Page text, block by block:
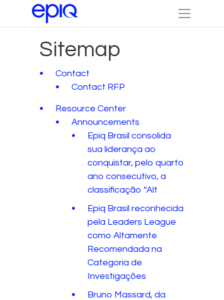
Sitemap
Contact
Contact RFP
Resource Center
Announcements
Epiq Brasil consolida
sua liderança ao
conquistar, pelo quarto
ano consecutivo, a
classificação “Alt
Epiq Brasil reconhecida
pela Leaders League
como Altamente
Recomendada na
Categoria de
Investigações
Bruno Massard, da